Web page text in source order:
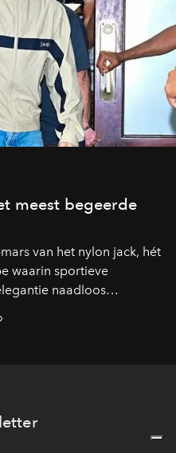
meest begeerde
van het nylon jack, hét
waarin sportieve
naadloos